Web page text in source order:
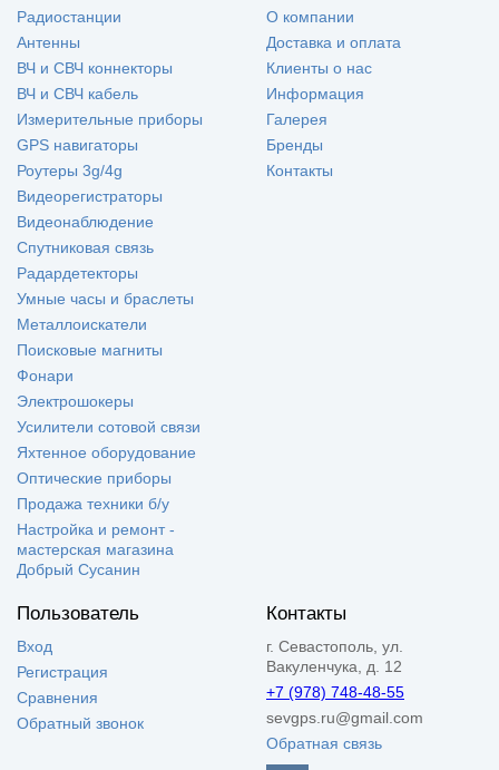
Радиостанции
Антенны
ВЧ и СВЧ коннекторы
ВЧ и СВЧ кабель
Измерительные приборы
GPS навигаторы
Роутеры 3g/4g
Видеорегистраторы
Видеонаблюдение
Спутниковая связь
Радардетекторы
Умные часы и браслеты
Металлоискатели
Поисковые магниты
Фонари
Электрошокеры
Усилители сотовой связи
Яхтенное оборудование
Оптические приборы
Продажа техники б/у
Настройка и ремонт -
мастерская магазина
Добрый Сусанин
О компании
Доставка и оплата
Клиенты о нас
Информация
Галерея
Бренды
Контакты
Пользователь
Вход
Регистрация
Сравнения
Обратный звонок
Контакты
г. Севастополь, ул.
Вакуленчука, д. 12
+7 (978) 748-48-55
sevgps.ru@gmail.com
Обратная связь